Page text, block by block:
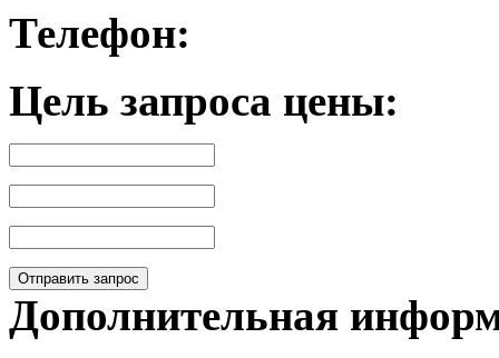
Телефон:
Цель запроса цены:
Отправить запрос
Дополнительная